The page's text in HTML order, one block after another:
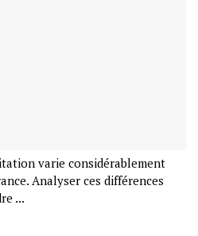
varie considérablement
Analyser ces différences
...